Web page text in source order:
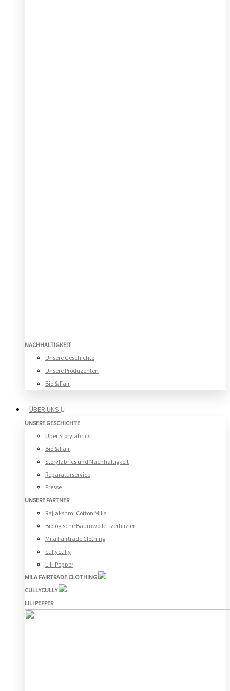
NACHHALTIGKEIT
Unsere Geschichte
Unsere Produzenten
Bio & Fair
ÜBER UNS
UNSERE GESCHICHTE
Über Storyfabrics
Bio & Fair
Storyfabrics und Nachhaltigkeit
Reparaturservice
Presse
UNSERE PARTNER
Rajlakshmi Cotton Mills
Biologische Baumwolle - zertifiziert
Mila Fairtrade Clothing
cullycully
Lili-Pepper
MILA FAIRTRADE CLOTHING
CULLYCULLY
LILI PEPPER